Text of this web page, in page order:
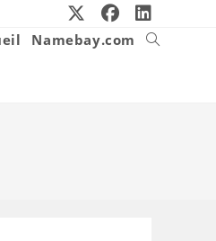
Namebay.com
Toggle